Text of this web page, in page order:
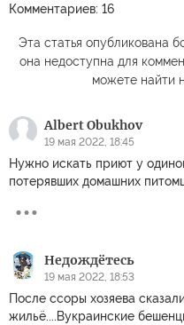
Комментариев: 16
Эта статья опубликована
она недоступна для
можете найти
Albert Obukhov
19 мая 2022, 18:45
Нужно искать приют у
потерявших домашних
Недождётесь
19 мая 2022, 18:53
После ссоры хозяева
жильё....Вукраинские